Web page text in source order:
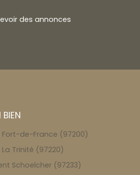
des annonces
BIEN
de-France (97200)
Trinité (97220)
Schoelcher (97233)